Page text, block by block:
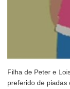
Filha de Peter e
preferido de piadas